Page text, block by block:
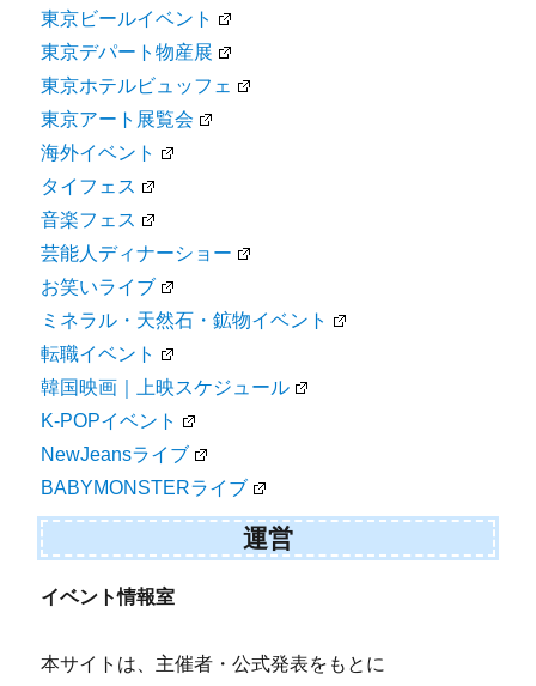
東京ビールイベント
東京デパート物産展
東京ホテルビュッフェ
東京アート展覧会
海外イベント
タイフェス
音楽フェス
芸能人ディナーショー
お笑いライブ
ミネラル・天然石・鉱物イベント
転職イベント
韓国映画｜上映スケジュール
K-POPイベント
NewJeansライブ
BABYMONSTERライブ
運営
イベント情報室
本サイトは、主催者・公式発表をもとに